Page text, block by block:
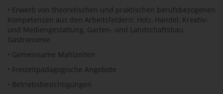
• Erwerb von theoretischen und praktischen berufsbezogenen
Kompetenzen aus den Arbeitsfeldern: Holz, Handel, Kreativ-
und Mediengestaltung, Garten- und Landschaftsbau,
Gastronomie
• Gemeinsame Mahlzeiten
• Freizeitpädagogische Angebote
• Betriebsbesichtigungen